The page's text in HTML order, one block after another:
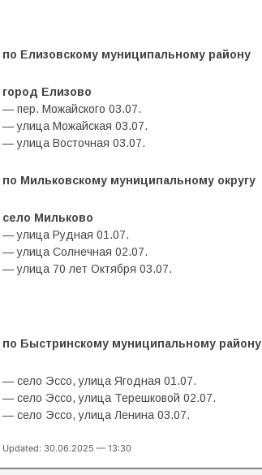
по Елизовскому муниципальному району
город Елизово
— пер. Можайского 03.07.
— улица Можайская 03.07.
— улица Восточная 03.07.
по Мильковскому муниципальному округу
село Мильково
— улица Рудная 01.07.
— улица Солнечная 02.07.
— улица 70 лет Октября 03.07.
по Быстринскому муниципальному району
— село Эссо, улица Ягодная 01.07.
— село Эссо, улица Терешковой 02.07.
— село Эссо, улица Ленина 03.07.
Updated: 30.06.2025 — 13:30